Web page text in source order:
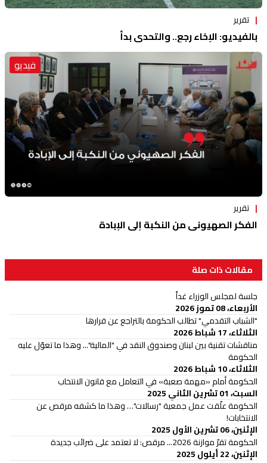
تقرير
بالفيديو: الإخاء رجع.. والتحدي بدأ
فيديو
تقرير
الفكر الصهيوني من النكبة إلى الإبادة
مقالات ذات صلة
جلسة لمجلس الوزراء غداً
الأربعاء، 08 تموز 2026
"الشباب التقدمي" تطالب الحكومة بالتراجع عن قرارها
الثلاثاء، 17 شباط 2026
مناقشات تقنية بين لبنان وصندوق النقد في "المالية"... وهذا ما تعوّل عليه
الحكومة
الثلاثاء، 10 شباط 2026
الحكومة أمام «مهمة صعبة» في التعامل مع قانون الانتخاب
السبت، 01 تشرين الثاني 2025
الحكومة علّقت عمل جمعية "رسالات"… وهذا ما كشفه مرقص عن
الانتخابات!
الإثنين، 06 تشرين الأول 2025
الحكومة تقرّ موازنة 2026... مرقص: لا تعتمد على ضرائب جديدة
الإثنين، 22 أيلول 2025